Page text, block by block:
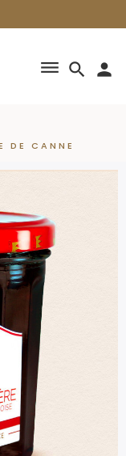
search
dehaze person
DE CANNE